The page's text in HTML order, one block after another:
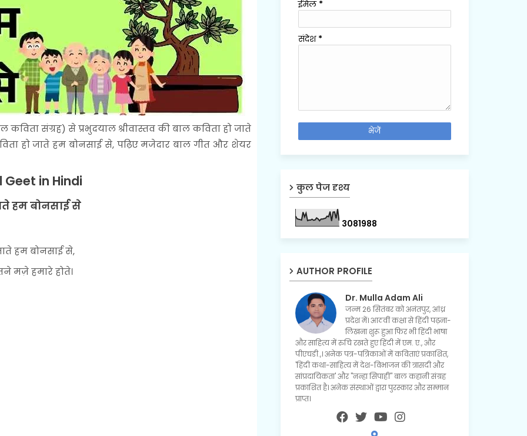
कविता संग्रह) से प्रभुदयाल श्रीवास्तव की बाल कविता हो जाते
हो जाते हम बोनसाई से, पढ़िए मजेदार बाल गीत और शेयर
Geet in Hindi
हम बोनसाई से
हम बोनसाई से,
मज़े हमारे होते।
ईमेल *
संदेश *
कुल पेज दृश्य
3081988
AUTHOR PROFILE
Dr. Mulla Adam Ali
जन्म 26 सितंबर को अनंतपुर, आंध्र
प्रदेश में। आठवीं कक्षा से हिंदी पढ़ना-
लिखना शुरू हुआ फिर भी हिंदी भाषा
और साहित्य में रुचि रखते हुए हिंदी में एम. ए., और
पीएचडी.,। अनेक पत्र-पत्रिकाओं में कविताएं प्रकाशित,
'हिंदी कथा-साहित्य में देश-विभाजन की त्रासदी और
सांप्रदायिकता' और "नन्हा सिपाही" बाल कहानी संग्रह
प्रकाशित है। अनेक संस्थाओं द्वारा पुरस्कार और सम्मान
प्राप्त।